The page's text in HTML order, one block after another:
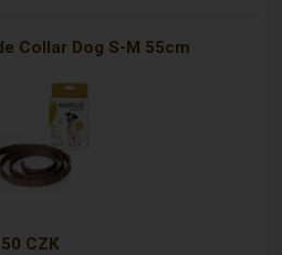
Collar Dog S-M 55cm
CZK